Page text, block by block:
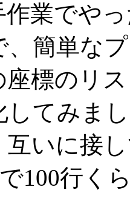
業でや
、簡単な
座標のリ
してみま
互いに接
100行く